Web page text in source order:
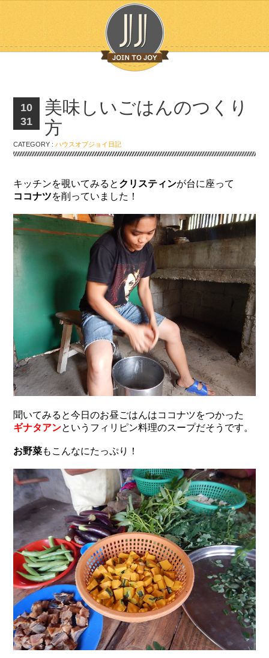
10
31
美味しいごはんのつくり
方
CATEGORY :ハウスオブジョイ日記
キッチンを覗いてみると クリスティンが台に座って
ココナツを削っていました！
聞いてみると今日のお昼ごはんはココナツをつかった
ギナタアンというフィリピン料理のスープだそうです。
お野菜もこんなにたっぷり！